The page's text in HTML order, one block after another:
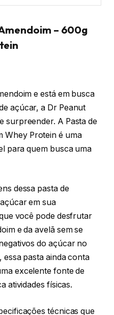
– 600g
e está em busca
açúcar, a Dr Peanut
surpreender. A Pasta de
Whey Protein é uma
para quem busca uma
dessa pasta de
em sua
você pode desfrutar
e da avelã sem se
do açúcar no
essa pasta ainda conta
excelente fonte de
atividades físicas.
técnicas que